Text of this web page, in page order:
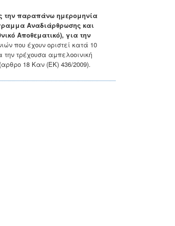
την παραπάνω ημερομηνία
Αναδιάρθρωσης και
Αποθεματικό), για την
που έχουν οριστεί κατά 10
τρέχουσα αμπελοοινική
18 Καν (ΕΚ) 436/2009).